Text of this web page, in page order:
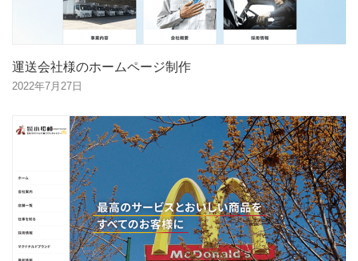
運送会社様のホームページ制作
2022年7月27日